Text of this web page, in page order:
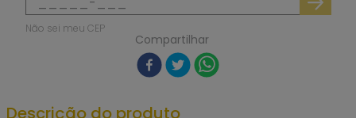
Não sei meu CEP
Compartilhar
Descrição do produto